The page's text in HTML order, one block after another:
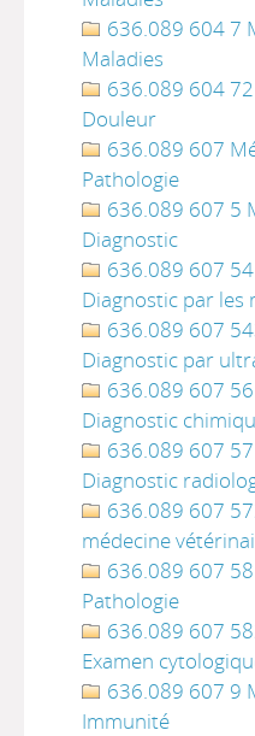
636.089 604 7
Maladies
636.089 604
Douleur
636.089 607
Pathologie
636.089 607 5
Diagnostic
636.089 607
Diagnostic par les
636.089 607
Diagnostic par
636.089 607
Diagnostic
636.089 607
Diagnostic
636.089 607
médecine
636.089 607
Pathologie
636.089 607
Examen
636.089 607 9
Immunité